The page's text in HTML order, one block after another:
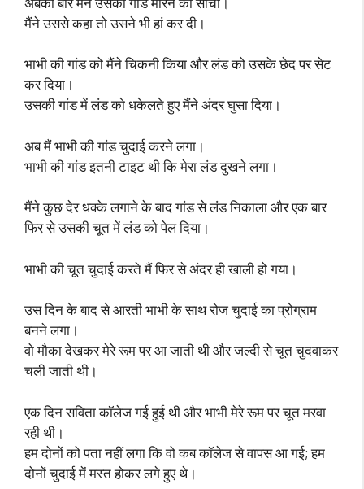
मैंने उससे कहा तो उसने भी हां कर दी।
भाभी की गांड को मैंने चिकनी किया और लंड को उसके छेद पर सेट
कर दिया।
उसकी गांड में लंड को धकेलते हुए मैंने अंदर घुसा दिया।
अब मैं भाभी की गांड चुदाई करने लगा।
भाभी की गांड इतनी टाइट थी कि मेरा लंड दुखने लगा।
मैंने कुछ देर धक्के लगाने के बाद गांड से लंड निकाला और एक बार
फिर से उसकी चूत में लंड को पेल दिया।
भाभी की चूत चुदाई करते मैं फिर से अंदर ही खाली हो गया।
उस दिन के बाद से आरती भाभी के साथ रोज चुदाई का प्रोग्राम
बनने लगा।
वो मौका देखकर मेरे रूम पर आ जाती थी और जल्दी से चूत चुदवाकर
चली जाती थी।
एक दिन सविता कॉलेज गई हुई थी और भाभी मेरे रूम पर चूत मरवा
रही थी।
हम दोनों को पता नहीं लगा कि वो कब कॉलेज से वापस आ गई; हम
दोनों चुदाई में मस्त होकर लगे हुए थे।